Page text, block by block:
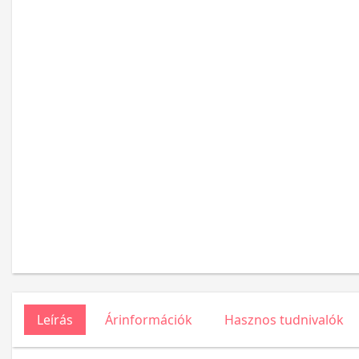
Leírás Árinformációk Hasznos tudnivalók